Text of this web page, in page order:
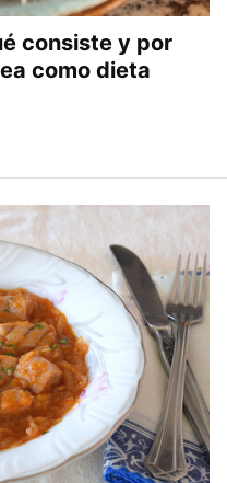
consiste y por
como dieta